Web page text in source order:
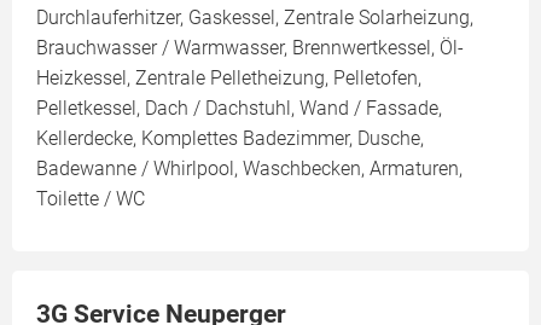
Durchlauferhitzer, Gaskessel, Zentrale Solarheizung,
Brauchwasser / Warmwasser, Brennwertkessel, Öl-
Heizkessel, Zentrale Pelletheizung, Pelletofen,
Pelletkessel, Dach / Dachstuhl, Wand / Fassade,
Kellerdecke, Komplettes Badezimmer, Dusche,
Badewanne / Whirlpool, Waschbecken, Armaturen,
Toilette / WC
3G Service Neuperger